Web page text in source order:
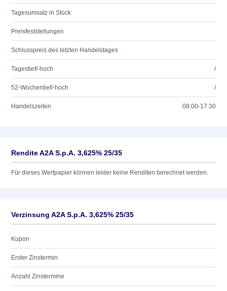
Tagesumsatz in Stück
Preisfeststellungen
Schlusspreis des letzten Handelstages
Tagestief/-hoch /
52-Wochentief/-hoch /
Handelszeiten 08:00-17:30
Rendite A2A S.p.A. 3,625% 25/35
Für dieses Wertpapier können leider keine Renditen berechnet werden.
Verzinsung A2A S.p.A. 3,625% 25/35
Kupon
Erster Zinstermin
Anzahl Zinstermine